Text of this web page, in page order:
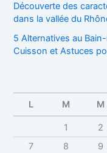
Découverte des
dans la vallée du
5 Alternatives au
Cuisson et Astuces
L M M
1 2
7
8 9